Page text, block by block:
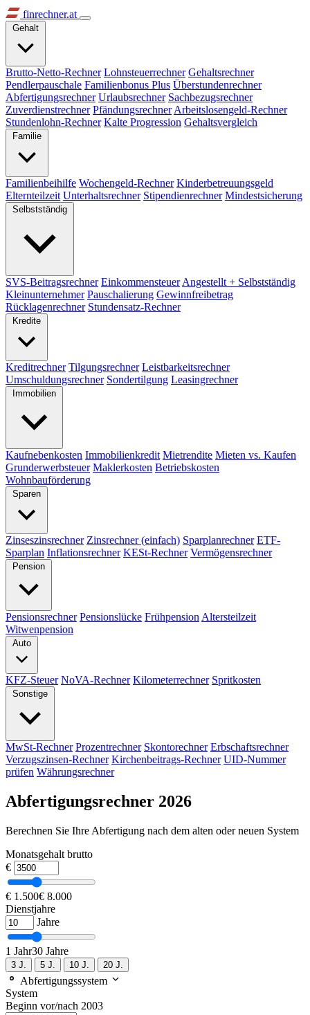
finrechner.at
Gehalt
Brutto-Netto-Rechner Lohnsteuerrechner Gehaltsrechner
Pendlerpauschale Familienbonus Plus Überstundenrechner
Abfertigungsrechner Urlaubsrechner Sachbezugsrechner
Zuverdienstrechner Pfändungsrechner Arbeitslosengeld-Rechner
Stundenlohn-Rechner Kalte Progression Gehaltsvergleich
Familie
Familienbeihilfe Wochengeld-Rechner Kinderbetreuungsgeld
Elternteilzeit Unterhaltsrechner Stipendienrechner Mindestsicherung
Selbstständig
SVS-Beitragsrechner Einkommensteuer Angestellt + Selbstständig
Kleinunternehmer Pauschalierung Gewinnfreibetrag
Rücklagenrechner Stundensatz-Rechner
Kredite
Kreditrechner Tilgungsrechner Leistbarkeitsrechner
Umschuldungsrechner Sondertilgung Leasingrechner
Immobilien
Kaufnebenkosten Immobilienkredit Mietrendite Mieten vs. Kaufen
Grunderwerbsteuer Maklerkosten Betriebskosten
Wohnbauförderung
Sparen
Zinseszinsrechner Zinsrechner (einfach) Sparplanrechner ETF-
Sparplan Inflationsrechner KESt-Rechner Vermögensrechner
Pension
Pensionsrechner Pensionslücke Frühpension Altersteilzeit
Witwenpension
Auto
KFZ-Steuer NoVA-Rechner Kilometerrechner Spritkosten
Sonstige
MwSt-Rechner Prozentrechner Skontorechner Erbschaftsrechner
Verzugszinsen-Rechner Kirchenbeitrags-Rechner UID-Nummer
prüfen Währungsrechner
Abfertigungsrechner 2026
Berechnen Sie Ihre Abfertigung nach dem alten oder neuen System
Monatsgehalt brutto
€
€ 1.500€ 8.000
Dienstjahre
Jahre
1 Jahr30 Jahre
3 J. 5 J. 10 J. 20 J.
Abfertigungssystem
System
Beginn vor/nach 2003